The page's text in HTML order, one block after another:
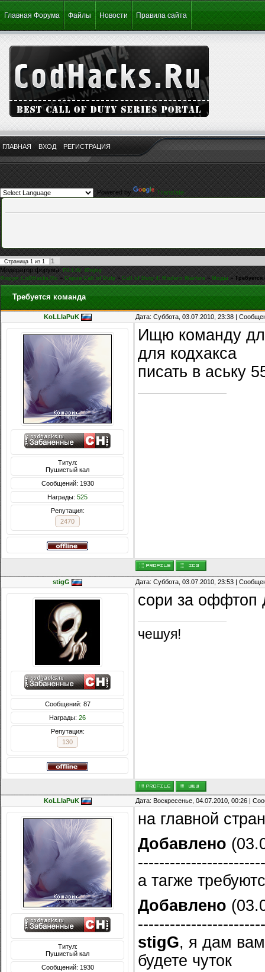
Главная Форума Файлы Новости Правила сайта
ГЛАВНАЯ ВХОД РЕГИСТРАЦИЯ
Powered by Translate
Страница 1 из 1
1
Модератор форума: FiLLiN,iEnjoy
Форум CoDHacks.Ru » Серия Call of Duty » Call of Duty 4: Modern Warfare » Моды » Требуется
Требуется команда
KoLLIaPuK Дата: Суббота, 03.07.2010, 23:38 |
Титул:
Пушистый кал
Сообщений: 1930
Награды: 525
Репутация:
2470
Ищю команду
для кодхакса
писать в аську
stigG Дата: Суббота, 03.07.2010, 23:53 |
Сообщений: 87
Награды: 26
Репутация:
130
сори за оффтоп
чешуя!
KoLLIaPuK Дата: Воскресенье, 04.07.2010, 00:26 |
Титул:
Пушистый кал
Сообщений: 1930
на главной
Добавлено
а тагже
Добавлено
stigG, я дам
будете чуток